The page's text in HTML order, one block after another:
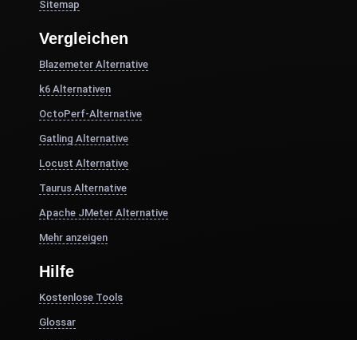
Sitemap
Vergleichen
Blazemeter Alternative
k6 Alternativen
OctoPerf-Alternative
Gatling Alternative
Locust Alternative
Taurus Alternative
Apache JMeter Alternative
Mehr anzeigen
Hilfe
Kostenlose Tools
Glossar